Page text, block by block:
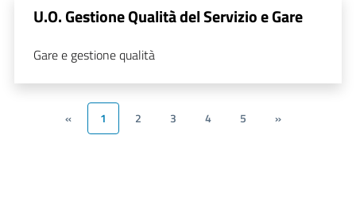
U.O. Gestione Qualità del Servizio e Gare
Gare e gestione qualità
« 1 2 3 4 5 »